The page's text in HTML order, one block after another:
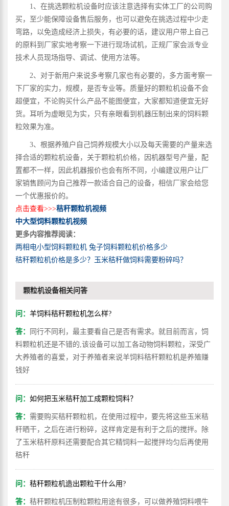
1、在挑选颗粒机设备时应该注意选择有实体工厂的公司购
买，至少能保障设备售后服务，也可以避免在挑选过程中少走
弯路，以免造成经济上损失，有必要的话，建议用户带上自己
的原料到厂家实地考察一下进行现场试机，正规厂家会派专业
技术人员现场指导、调试、使用方法等。
2、对于新用户来说多考察几家也有必要的，多方面考察一
下厂家的实力，规模，是否专业等。质量好的颗粒机设备不会
超便宜，不论购买什么产品不能图便宜，大家都知道便宜无好
货。耳听为虚眼见为实，只有亲眼看到机器压制出来的饲料颗
粒效果为准。
3、根据养殖户自己饲养规模大小以及每天需要的产量来选
择合适的颗粒机设备，关于颗粒机价格，因机器型号产量，配
置都不一样，因此机器报价也会有所不同，小编建议用户让厂
家销售顾问为自己推荐一款适合自己的设备，相信厂家会给您
一个优惠报价的。
点击查看>>>秸秆颗粒机视频
中大型饲料颗粒机视频
更多内容推荐阅读：
两相电小型饲料颗粒机 兔子饲料颗粒机价格多少
秸秆颗粒机价格是多少？玉米秸秆做饲料需要粉碎吗？
颗粒机设备相关问答
问： 羊饲料秸秆颗粒机怎么样?
答：
同行不同利，最主要看自己是否有需求。就目前而言，饲
料颗粒机还是不错的,该设备可以加工各动物饲料颗粒，深受广
大养殖者的喜爱，对于养殖者来说羊饲料秸秆颗粒机是养殖赚
钱好
问： 如何把玉米秸秆加工成颗粒饲料？
答： 需要购买秸秆颗粒机，在使用过程中，要先将这些玉米秸
秆晒干，之后在进行粉碎，这样肯定是有利于之后的搅拌。除
了玉米秸秆原料还需要配合其它精饲料一起搅拌均匀后再使用
秸秆
问： 秸秆颗粒机造出颗粒干什么用?
答： 秸秆颗粒机压制粒颗粒用途有很多，可以做养殖饲料喂牛